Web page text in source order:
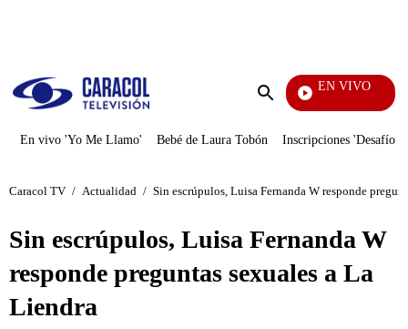
Enviar
EN VIVO
También Caerás
En vivo 'Yo Me Llamo' Bebé de Laura Tobón Inscripciones 'Desafío'
Caracol TV / Actualidad / Sin escrúpulos, Luisa Fernanda W responde
Sin escrúpulos, Luisa Fernanda W
responde preguntas sexuales a La
Liendra